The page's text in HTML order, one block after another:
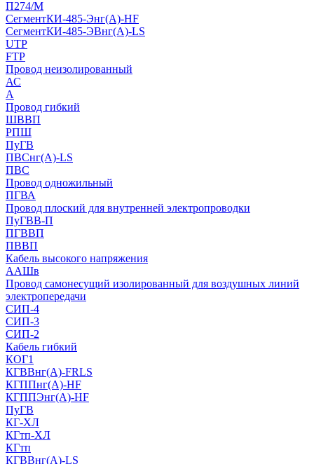
П274/М
СегментКИ-485-Энг(А)-HF
СегментКИ-485-ЭВнг(А)-LS
UTP
FTP
Провод неизолированный
АС
А
Провод гибкий
ШВВП
РПШ
ПуГВ
ПВСнг(А)-LS
ПВС
Провод одножильный
ПГВА
Провод плоский для внутренней электропроводки
ПуГВВ-П
ПГВВП
ПВВП
Кабель высокого напряжения
ААШв
Провод самонесущий изолированный для воздушных линий
электропередачи
СИП-4
СИП-3
СИП-2
Кабель гибкий
КОГ1
КГВВнг(А)-FRLS
КГППнг(A)-HF
КГППЭнг(A)-HF
ПуГВ
КГ-ХЛ
КГтп-ХЛ
КГтп
КГВВнг(А)-LS